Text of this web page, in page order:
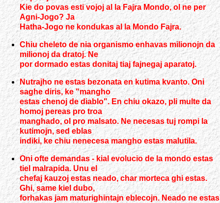
Kie do povas esti vojoj al la Fajra Mondo, ol ne per
Agni-Jogo? Ja
Hatha-Jogo ne kondukas al la Mondo Fajra.
Chiu cheleto de nia organismo enhavas milionojn da
milionoj da dratoj. Ne
por dormado estas donitaj tiaj fajnegaj aparatoj.
Nutrajho ne estas bezonata en kutima kvanto. Oni
saghe diris, ke "mangho
estas chenoj de diablo". En chiu okazo, pli multe da
homoj pereas pro troa
manghado, ol pro malsato. Ne necesas tuj rompi la
kutimojn, sed eblas
indiki, ke chiu nenecesa mangho estas malutila.
Oni ofte demandas - kial evolucio de la mondo estas
tiel malrapida. Unu el
chefaj kauzoj estas neado, char morteca ghi estas.
Ghi, same kiel dubo,
forhakas jam maturighintajn eblecojn. Neado ne estas